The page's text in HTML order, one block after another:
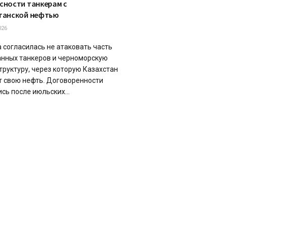
танкерам с
нефтью
согласилась не атаковать часть
танкеров и черноморскую
через которую Казахстан
свою нефть. Договоренности
после июльских...